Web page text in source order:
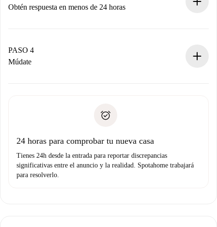
Obtén respuesta en menos de 24 horas
contacto con el propietario.
Si es rechazada: No te haremos ningún cargo y te
Prueba de solvencia
PASO 4
Múdate
no nos comunicas ningún problema.
24 horas para comprobar tu nueva casa
Tienes 24h desde la entrada para reportar discrepancias
significativas entre el anuncio y la realidad. Spotahome trabajará
para resolverlo.